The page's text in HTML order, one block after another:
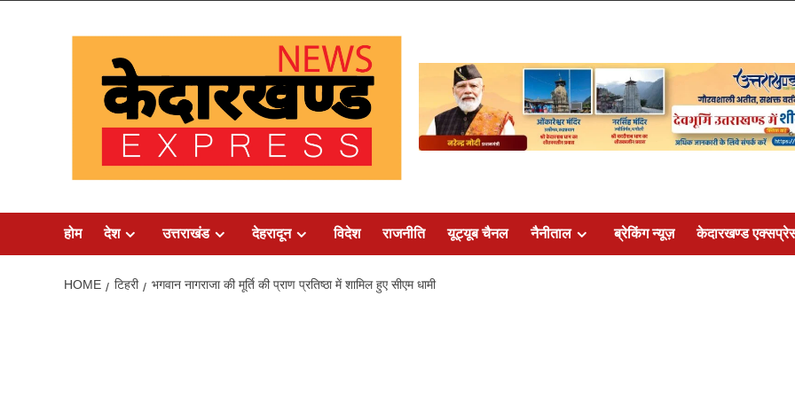
होम देश उत्तराखंड देहरादून विदेश राजनीति यूट्यूब चैनल नैनीताल ब्रेकिंग न्यूज़ केदारखण्ड
HOME टिहरी भगवान नागराजा की मूर्ति की प्राण प्रतिष्ठा में शामिल हुए सीएम धामी